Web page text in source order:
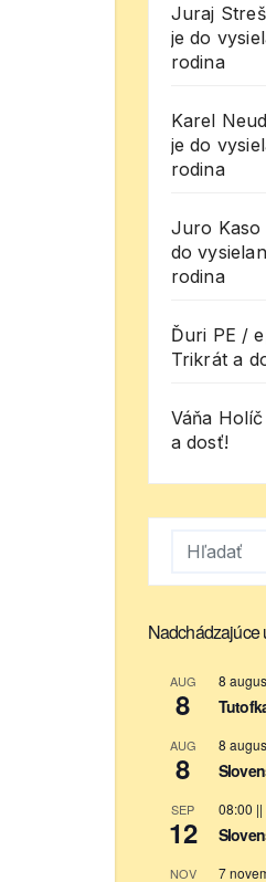
Juraj
je do
rodina
Karel
je do
rodina
Juro Kaso
do
rodina
Ďuri PE /
Trikrát a
Váňa Holíč
a dosť!
Nadchádzajúce
AUG
8
8
AUG
8
8
SEP
12
08:00 ||
NOV 7